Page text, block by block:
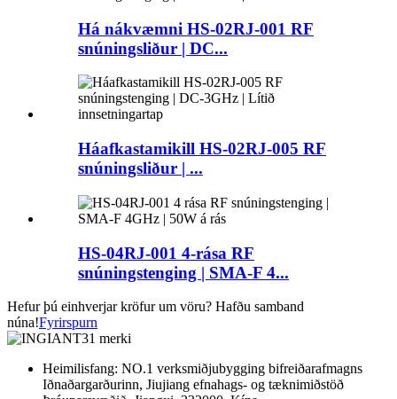
Há nákvæmni HS-02RJ-001 RF
snúningsliður | DC...
Háafkastamikill HS-02RJ-005 RF
snúningsliður | ...
HS-04RJ-001 4-rása RF
snúningstenging | SMA-F 4...
Hefur þú einhverjar kröfur um vöru? Hafðu samband
núna!Fyrirspurn
Heimilisfang: NO.1 verksmiðjubygging bifreiðarafmagns
Iðnaðargarðurinn, Jiujiang efnahags- og tæknimiðstöð